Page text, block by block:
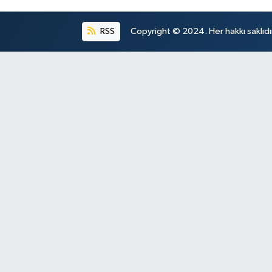
RSS Copyright © 2024. Her hakkı